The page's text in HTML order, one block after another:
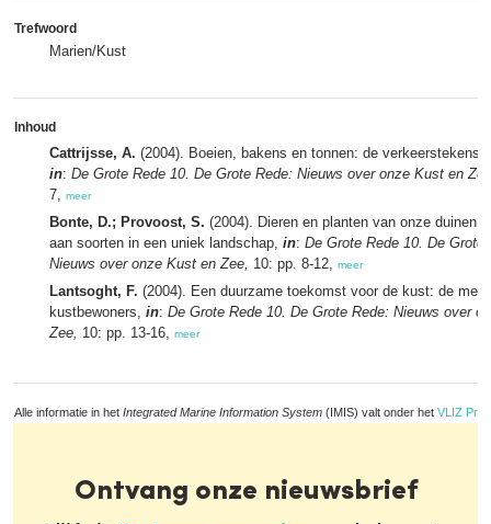
Trefwoord
Marien/Kust
Inhoud
Cattrijsse, A. (2004). Boeien, bakens en tonnen: de verkeerstekens
in: De Grote Rede 10. De Grote Rede: Nieuws over onze Kust en
7, meer
Bonte, D.; Provoost, S. (2004). Dieren en planten van onze duinen:
aan soorten in een uniek landschap, in: De Grote Rede 10. De Grote
Nieuws over onze Kust en Zee, 10: pp. 8-12, meer
Lantsoght, F. (2004). Een duurzame toekomst voor de kust: de
kustbewoners, in: De Grote Rede 10. De Grote Rede: Nieuws over
Zee, 10: pp. 13-16, meer
Alle informatie in het Integrated Marine Information System (IMIS) valt onder het VLIZ
Ontvang onze nieuwsbrief